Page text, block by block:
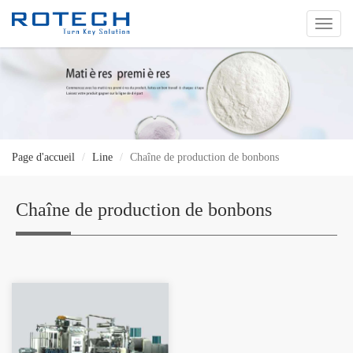
切
换
Page d'accueil Line Chaîne de production de bonbons
Chaîne de production de bonbons